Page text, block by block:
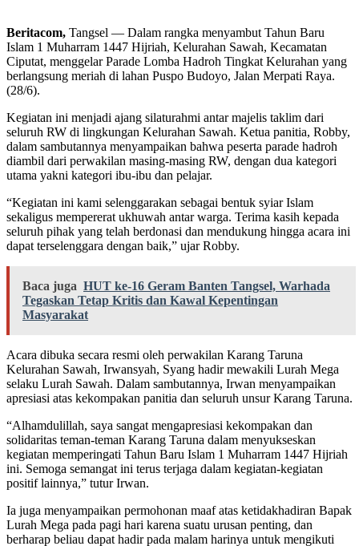
Beritacom, Tangsel — Dalam rangka menyambut Tahun Baru
Islam 1 Muharram 1447 Hijriah, Kelurahan Sawah, Kecamatan
Ciputat, menggelar Parade Lomba Hadroh Tingkat Kelurahan yang
berlangsung meriah di lahan Puspo Budoyo, Jalan Merpati Raya.
(28/6).
Kegiatan ini menjadi ajang silaturahmi antar majelis taklim dari
seluruh RW di lingkungan Kelurahan Sawah. Ketua panitia, Robby,
dalam sambutannya menyampaikan bahwa peserta parade hadroh
diambil dari perwakilan masing-masing RW, dengan dua kategori
utama yakni kategori ibu-ibu dan pelajar.
“Kegiatan ini kami selenggarakan sebagai bentuk syiar Islam
sekaligus mempererat ukhuwah antar warga. Terima kasih kepada
seluruh pihak yang telah berdonasi dan mendukung hingga acara ini
dapat terselenggara dengan baik,” ujar Robby.
Baca juga HUT ke-16 Geram Banten Tangsel, Warhada
Tegaskan Tetap Kritis dan Kawal Kepentingan
Masyarakat
Acara dibuka secara resmi oleh perwakilan Karang Taruna
Kelurahan Sawah, Irwansyah, Syang hadir mewakili Lurah Mega
selaku Lurah Sawah. Dalam sambutannya, Irwan menyampaikan
apresiasi atas kekompakan panitia dan seluruh unsur Karang Taruna.
“Alhamdulillah, saya sangat mengapresiasi kekompakan dan
solidaritas teman-teman Karang Taruna dalam menyukseskan
kegiatan memperingati Tahun Baru Islam 1 Muharram 1447 Hijriah
ini. Semoga semangat ini terus terjaga dalam kegiatan-kegiatan
positif lainnya,” tutur Irwan.
Ia juga menyampaikan permohonan maaf atas ketidakhadiran Bapak
Lurah Mega pada pagi hari karena suatu urusan penting, dan
berharap beliau dapat hadir pada malam harinya untuk mengikuti